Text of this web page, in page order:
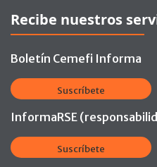
Recibe nuestros
Boletín Cemefi Informa
Suscríbete
InformaRSE
Suscríbete